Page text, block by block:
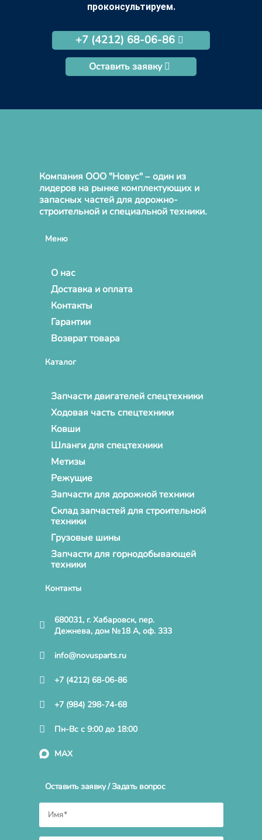
проконсультируем.
+7 (4212) 68-06-86
Оставить заявку
Компания ООО "Новус" – один из
лидеров на рынке комплектующих и
запасных частей для дорожно-
строительной и специальной техники.
Меню
О нас
Доставка и оплата
Контакты
Гарантии
Возврат товара
Каталог
Запчасти двигателей спецтехники
Ходовая часть спецтехники
Ковши
Шланги для спецтехники
Метизы
Режущие
Запчасти для дорожной техники
Склад запчастей для строительной
техники
Грузовые шины
Запчасти для горнодобывающей
техники
Контакты
680031, г. Хабаровск, пер.
Дежнева, дом №18 А, оф. 333
info@novusparts.ru
+7 (4212) 68-06-86
+7 (984) 298-74-68
Пн-Вс с 9:00 до 18:00
MAX
Оставить заявку / Задать вопрос